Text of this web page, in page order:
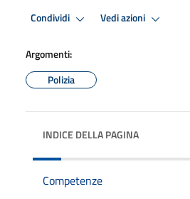
Condividi Vedi azioni
Argomenti:
Polizia
INDICE DELLA PAGINA
Competenze